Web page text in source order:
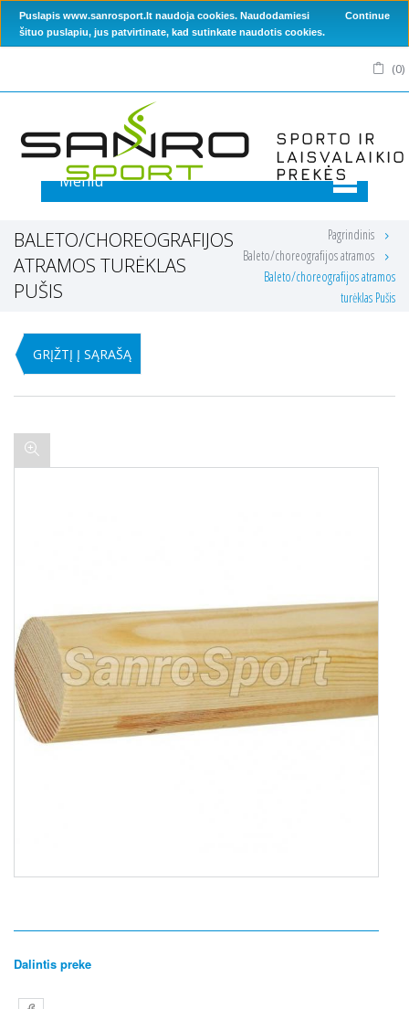
Puslapis www.sanrosport.lt naudoja cookies. Naudodamiesi
šituo puslapiu, jus patvirtinate, kad sutinkate naudotis cookies.
Continue
(0)
Meniu
BALETO/CHOREOGRAFIJOS
ATRAMOS TURĖKLAS
PUŠIS
Pagrindinis
Baleto/choreografijos atramos
Baleto/choreografijos atramos
turėklas Pušis
GRĮŽTĮ Į SĄRAŠĄ
Dalintis preke